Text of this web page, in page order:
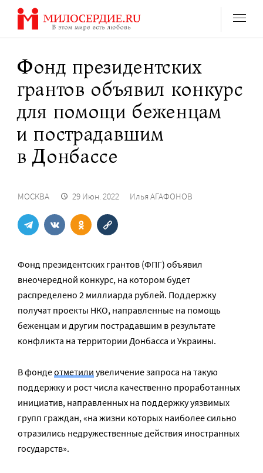
Перейти
содержанию
Фонд президентских
грантов объявил конкурс
для помощи беженцам
и пострадавшим
в Донбассе
МОСКВА 29 Июн. 2022 Илья АГАФОНОВ
Фонд президентских грантов (ФПГ) объявил
внеочередной конкурс, на котором будет
распределено 2 миллиарда рублей. Поддержку
получат проекты НКО, направленные на помощь
беженцам и другим пострадавшим в результате
конфликта на территории Донбасса и Украины.
В фондеотметилиувеличение запроса на такую
поддержку и рост числа качественно проработанных
инициатив, направленных на поддержку уязвимых
групп граждан, «на жизни которых наиболее сильно
отразились недружественные действия иностранных
государств».